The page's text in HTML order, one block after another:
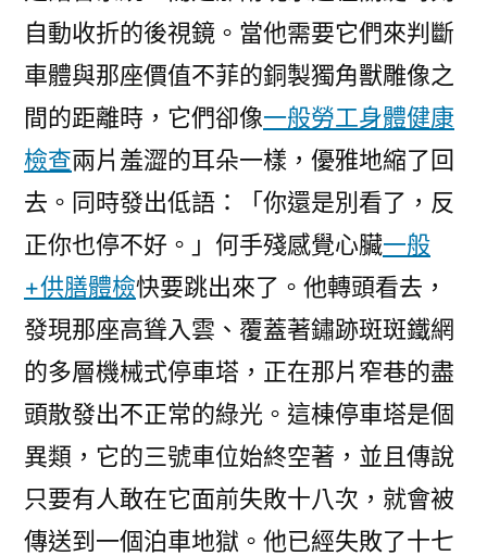
自動收折的後視鏡。當他需要它們來判斷
車體與那座價值不菲的銅製獨角獸雕像之
間的距離時，它們卻像一般勞工身體健康
檢查兩片羞澀的耳朵一樣，優雅地縮了回
去。同時發出低語：「你還是別看了，反
正你也停不好。」何手殘感覺心臟一般
+供膳體檢快要跳出來了。他轉頭看去，
發現那座高聳入雲、覆蓋著鏽跡斑斑鐵網
的多層機械式停車塔，正在那片窄巷的盡
頭散發出不正常的綠光。這棟停車塔是個
異類，它的三號車位始終空著，並且傳說
只要有人敢在它面前失敗十八次，就會被
傳送到一個泊車地獄。他已經失敗了十七